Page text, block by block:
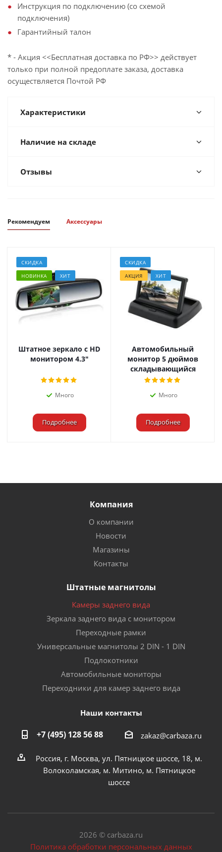
Инструкция по подключению (со схемой
подключения)
Гарантийный талон
* - Акция <<Бесплатная доставка по РФ>> действует
только при полной предоплате заказа, доставка
осуществляется Почтой РФ
Характеристики
Наличие на складе
Отзывы
Рекомендуем Аксессуары
СКИДКА
НОВИНКА
ХИТ
Штатное зеркало с HD
монитором 4.3"
Много
Подробнее
СКИДКА
АКЦИЯ
ХИТ
Автомобильный
монитор 5 дюймов
складывающийся
Много
Подробнее
Компания
О компании
Новости
Магазины
Контакты
Штатные магнитолы
Камеры заднего вида
Зеркала заднего вида с монитором
Переходные рамки
Универсальные магнитолы 2 DIN - 1 DIN
Подлокотники
Автомобильные мониторы
Переходники для камер заднего вида
Наши контакты
+7 (495) 128 56 88 zakaz@carbaza.ru
Россия, г. Москва, ул. Пятницкое шоссе, 18, м.
Волоколамская, м. Митино, м. Пятницкое
шоссе
2026 © carbaza.ru
Политика обработки персональных данных